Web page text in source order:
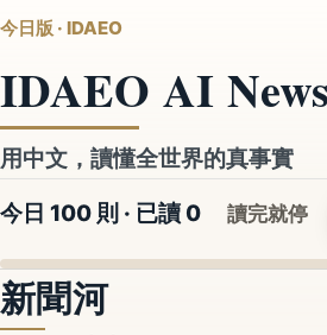
今日版 · IDAEO
IDAEO AI News
用中文，讀懂全世界的真事實
今日 100 則 · 已讀 0 讀完就停
新聞河